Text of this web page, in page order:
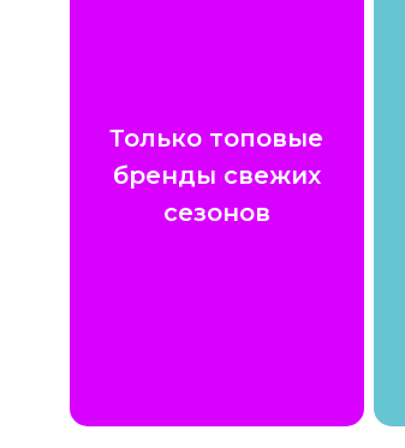
Только топовые
бренды свежих
сезонов